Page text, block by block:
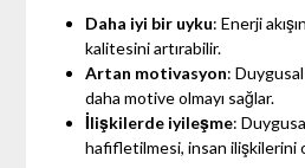
Daha iyi bir uyku: Enerji
kalitesini artırabilir.
Artan motivasyon:
daha motive olmayı sağlar.
İlişkilerde iyileşme:
hafifletilmesi, insan ilişkilerini